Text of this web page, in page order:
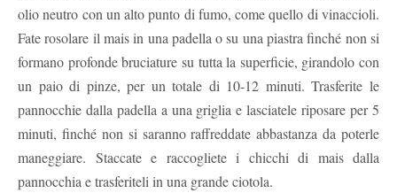
olio neutro con un alto punto di fumo, come quello di vinaccioli.
Fate rosolare il mais in una padella o su una piastra finché non si
formano profonde bruciature su tutta la superficie, girandolo con
un paio di pinze, per un totale di 10-12 minuti. Trasferite le
pannocchie dalla padella a una griglia e lasciatele riposare per 5
minuti, finché non si saranno raffreddate abbastanza da poterle
maneggiare. Staccate e raccogliete i chicchi di mais dalla
pannocchia e trasferiteli in una grande ciotola.